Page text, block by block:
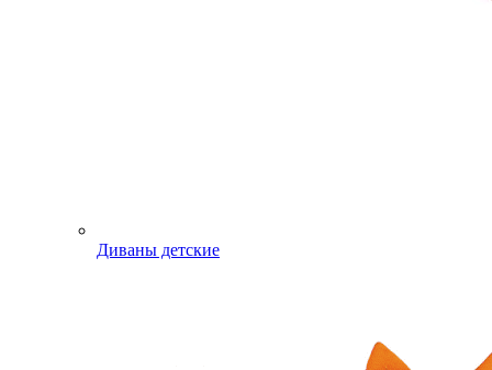
Диваны детские